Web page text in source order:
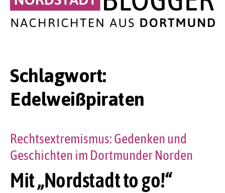
Schlagwort:
Edelweißpiraten
Mit „Nordstadt to go!“
Rechtsextremismus: Gedenken und
Geschichten im Dortmunder Norden